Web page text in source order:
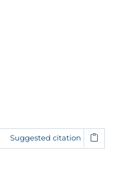
Suggested citation